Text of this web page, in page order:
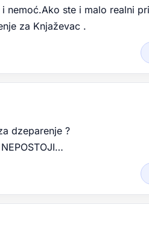
nemoć.Ako ste i malo realni
za Knjaževac .
dzeparenje ?